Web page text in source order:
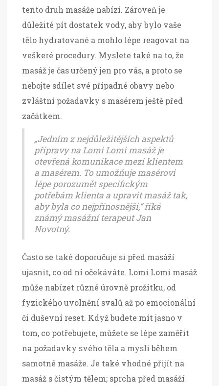
tento druh masáže nabízí. Zároveň je
důležité pít dostatek vody, aby bylo vaše
tělo hydratované a mohlo lépe reagovat na
veškeré procedury. Myslete také na to, že
masáž je čas určený jen pro vás, a proto se
nebojte sdílet své případné obavy nebo
zvláštní požadavky s masérem ještě před
začátkem.
„Jedním z nejdůležitějších aspektů
přípravy na Lomi Lomi masáž je
otevřená komunikace mezi klientem
a masérem. To umožňuje masérovi
lépe porozumět specifickým
potřebám klienta a upravit masáž tak,
aby byla co nejpřínosnější,“ říká
známý masážní terapeut Jan
Novotný.
Často se také doporučuje si před masáží
ujasnit, co od ní očekáváte. Lomi Lomi masáž
může nabízet různé úrovně prožitku, od
fyzického uvolnění svalů až po emocionální
či duševní reset. Když budete mít jasno v
tom, co potřebujete, můžete se lépe zaměřit
na požadavky svého těla a mysli během
samotné masáže. Je také vhodné přijít na
masáž s čistým tělem; sprcha před masáží